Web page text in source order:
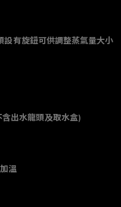
設有旋鈕可供調整蒸氣量大小
出水龍頭及取水盒)
溫